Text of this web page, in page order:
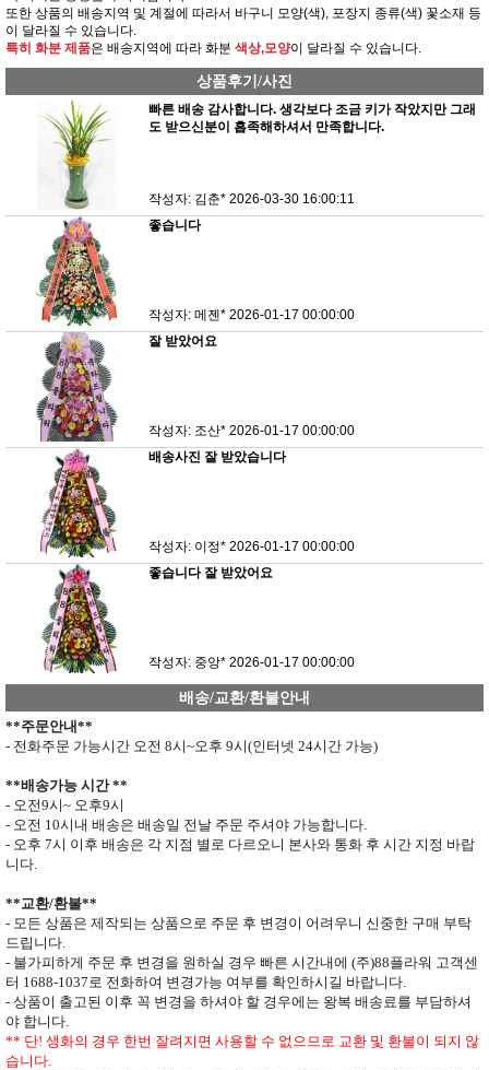
또한 상품의 배송지역 및 계절에 따라서 바구니 모양(색), 포장지 종류(색) 꽃소재 등
이 달라질 수 있습니다.
특히 화분 제품은 배송지역에 따라 화분 색상,모양이 달라질 수 있습니다.
상품후기/사진
빠른 배송 감사합니다. 생각보다 조금 키가 작았지만 그래
도 받으신분이 흡족해하셔서 만족합니다.
작성자: 김춘* 2026-03-30 16:00:11
좋습니다
작성자: 메젠* 2026-01-17 00:00:00
잘 받았어요
작성자: 조산* 2026-01-17 00:00:00
배송사진 잘 받았습니다
작성자: 이정* 2026-01-17 00:00:00
좋습니다 잘 받았어요
작성자: 중앙* 2026-01-17 00:00:00
배송/교환/환불안내
**주문안내**
- 전화주문 가능시간 오전 8시~오후 9시(인터넷 24시간 가능)
**배송가능 시간**
- 오전9시~ 오후9시
- 오전 10시내 배송은 배송일 전날 주문 주셔야 가능합니다
- 오후 7시 이후 배송은 각 지점 별로 다르오니 본사와 통화 후 시간 지정 바랍
니다
** 교환/환불**
- 모든 상품은 제작되는 상품으로 주문 후 변경이 어려우니 신중한 구매 부탁
드립니다
- 불가피하게 주문 후 변경을 원하실 경우 빠른 시간내에 (주)88플라워 고객센
터 1688-1037 로 전화하여 변경가능 여부를 확인하시길 바랍니다.
- 상품이 출고된 이후 꼭 변경을 하셔야 할 경우에는 왕복 배송료를 부담하셔
야 합니다
** 단! 생화의 경우 한번 잘려지면 사용할 수 없으므로 교환 및 환불이 되지 않
습니다